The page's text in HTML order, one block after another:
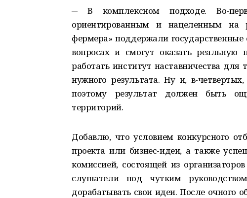
─ В комплексном подходе. Во-
ориентированным и нацеленным на
фермера» поддержали
вопросах и смогут оказать реальную
работать институт наставничества
нужного результата. Ну и, в-
поэтому результат должен быть
территорий.
Добавлю, что условием конкурсного
проекта или бизнес-идеи, а также
комиссией, состоящей из
слушатели под чутким
дорабатывать свои идеи. После очного